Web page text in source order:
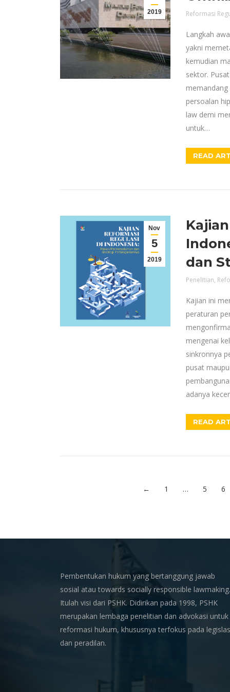
2019 Reformasi
Langkah
yakni
kemudian
sektor.
persoalan
law demi
untuk…
READ
Nov
5
2019
dan
Penelitian,
Kajian ini
peraturan
mengenai
sinkronnya
pusat
adanya
READ
← 1 … 5 6
Pembentukan hukum yang bertanggung jawab
sosial atau towards socially responsible lawmaking.
Itulah visi dari PSHK. Didirikan pada 1998, PSHK
merupakan lembaga penelitian dan advokasi untuk
reformasi hukum, khususnya terfokus pada
dan peradilan.